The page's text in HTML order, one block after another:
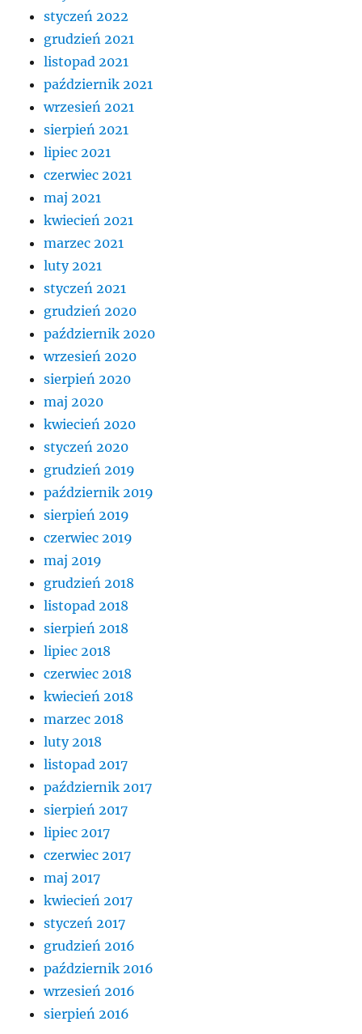
styczeń 2022
grudzień 2021
listopad 2021
październik 2021
wrzesień 2021
sierpień 2021
lipiec 2021
czerwiec 2021
maj 2021
kwiecień 2021
marzec 2021
luty 2021
styczeń 2021
grudzień 2020
październik 2020
wrzesień 2020
sierpień 2020
maj 2020
kwiecień 2020
styczeń 2020
grudzień 2019
październik 2019
sierpień 2019
czerwiec 2019
maj 2019
grudzień 2018
listopad 2018
sierpień 2018
lipiec 2018
czerwiec 2018
kwiecień 2018
marzec 2018
luty 2018
listopad 2017
październik 2017
sierpień 2017
lipiec 2017
czerwiec 2017
maj 2017
kwiecień 2017
styczeń 2017
grudzień 2016
październik 2016
wrzesień 2016
sierpień 2016